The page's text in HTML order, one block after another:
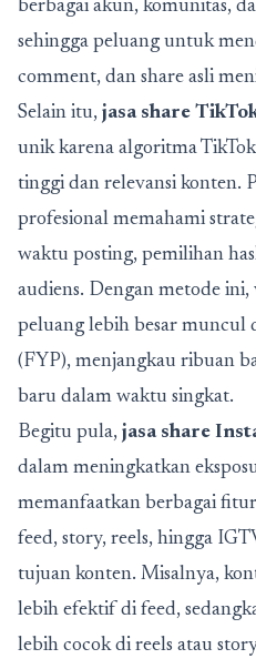
berbagai akun, komunitas,
sehingga peluang untuk
comment, dan share asli
Selain itu, jasa share
unik karena algoritma
tinggi dan relevansi konten.
profesional memahami
waktu posting, pemilihan
audiens. Dengan metode
peluang lebih besar muncul
(FYP), menjangkau ribuan
baru dalam waktu singkat.
Begitu pula, jasa share
dalam meningkatkan
memanfaatkan berbagai
feed, story, reels, hingga
tujuan konten. Misalnya,
lebih efektif di feed,
lebih cocok di reels atau